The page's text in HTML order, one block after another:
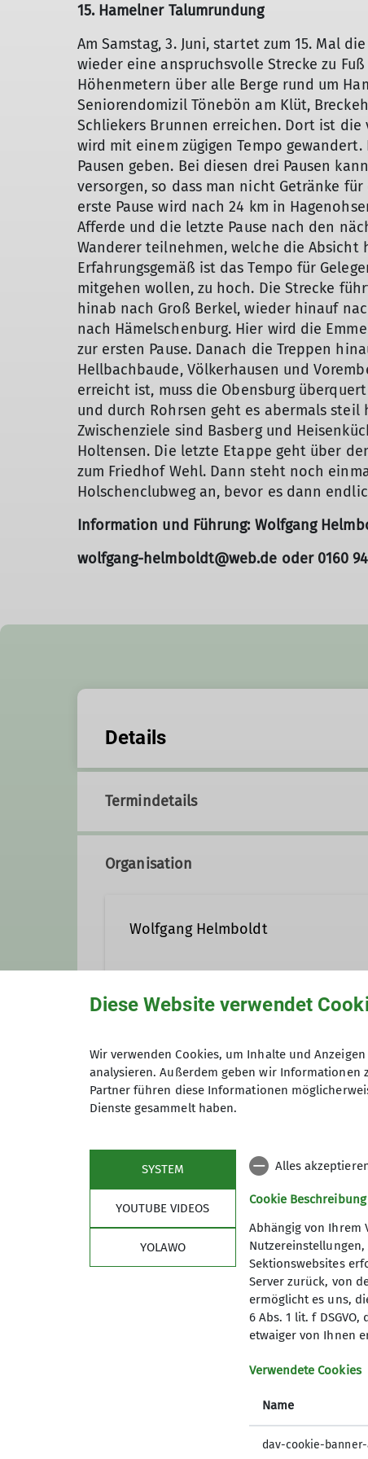
15. Hamelner Talumrundung
Am Samstag, 3. Juni, startet zum 15. Mal
wieder eine anspruchsvolle Strecke zu
Höhenmetern über alle Berge rund um
Seniorendomizil Tönebön am Klüt,
Schliekers Brunnen erreichen. Dort ist die
wird mit einem zügigen Tempo
Pausen geben. Bei diesen drei Pausen
versorgen, so dass man nicht Getränke
erste Pause wird nach 24 km in
Afferde und die letzte Pause nach den
Wanderer teilnehmen, welche die Absicht
Erfahrungsgemäß ist das Tempo für
mitgehen wollen, zu hoch. Die Strecke
hinab nach Groß Berkel, wieder hinauf
nach Hämelschenburg. Hier wird die
zur ersten Pause. Danach die Treppen
Hellbachbaude, Völkerhausen und
erreicht ist, muss die Obensburg
und durch Rohrsen geht es abermals
Zwischenziele sind Basberg und
Holtensen. Die letzte Etappe geht über
zum Friedhof Wehl. Dann steht noch
Holschenclubweg an, bevor es dann
Information und Führung: Wolfgang
wolfgang-helmboldt@web.de oder 0160
Details
Termindetails
Organisation
Wolfgang Helmboldt
05151-53415 0160-9418
Archiv Wandern
DAV
Diese Website verwendet
Wir verwenden Cookies, um Inhalte und
analysieren. Außerdem geben wir Informationen
Partner führen diese Informationen
Dienste gesammelt haben.
SYSTEM
YOUTUBE VIDEOS
YOLAWO
Alles
Cookie Beschreibung
Abhängig von Ihrem
Sektionswebsites
Server zurück, von
ermöglicht es uns,
6 Abs. 1 lit. f
etwaiger von Ihnen
Verwendete Cookies
Name
dav-cookie-